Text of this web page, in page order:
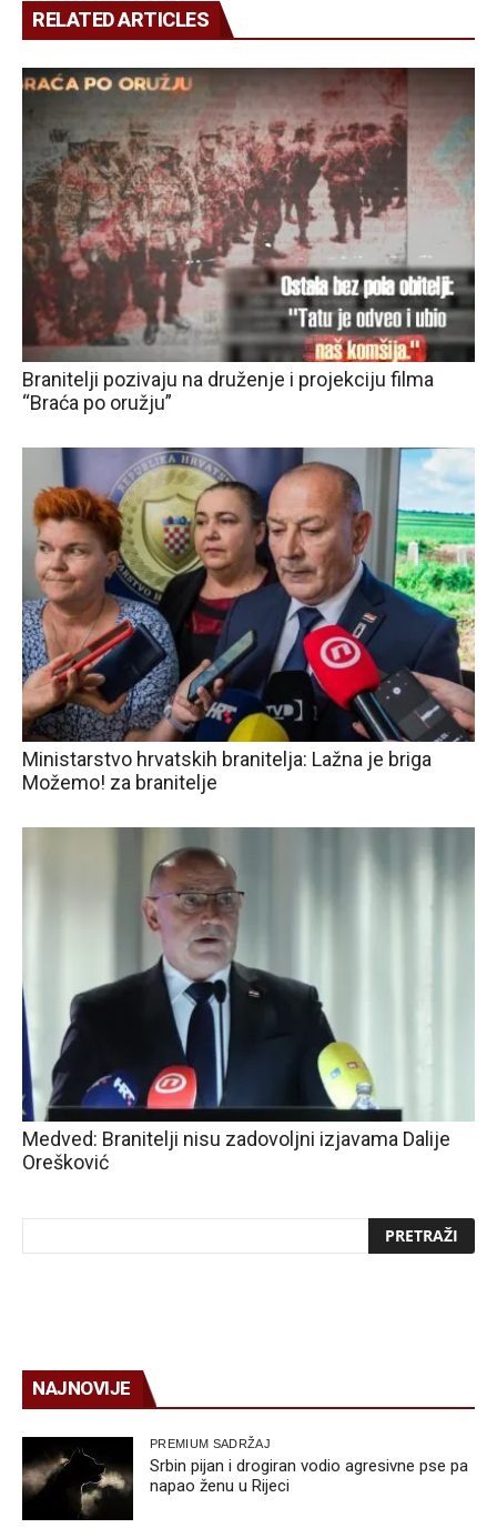
RELATED ARTICLES
Branitelji pozivaju na druženje i projekciju filma
“Braća po oružju”
Ministarstvo hrvatskih branitelja: Lažna je briga
Možemo! za branitelje
Medved: Branitelji nisu zadovoljni izjavama Dalije
Orešković
NAJNOVIJE
PREMIUM SADRŽAJ
Srbin pijan i drogiran vodio agresivne pse pa
napao ženu u Rijeci